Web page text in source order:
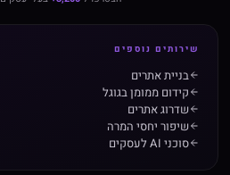
שירותים נוספים
בניית אתרים
קידום ממומן בגוגל
שדרוג אתרים
שיפור יחסי המרה
סוכני AI לעסקים